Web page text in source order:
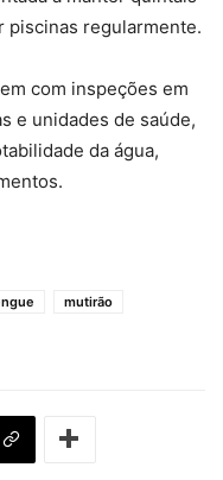
piscinas regularmente.
com inspeções em
e unidades de saúde,
da água,
mutirão